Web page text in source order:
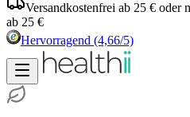
Versandkostenfrei ab 25 € oder
ab 25 €
Hervorragend (4,66/5)